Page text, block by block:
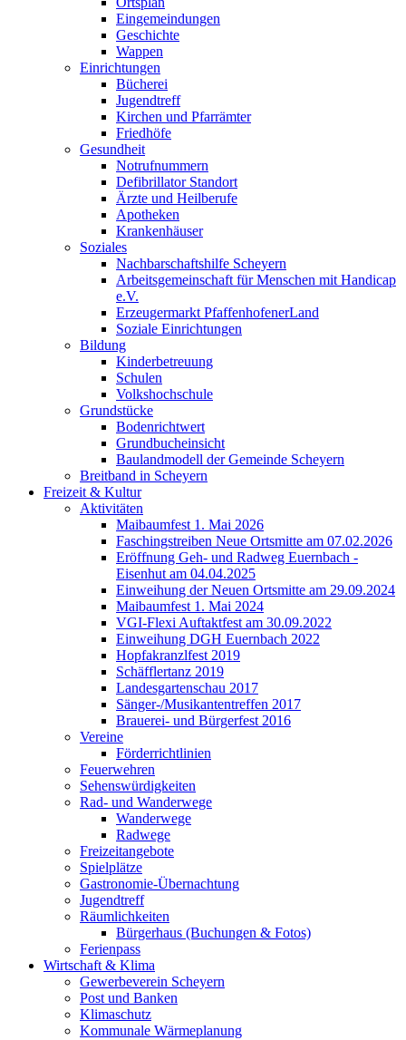
Eingemeindungen
Geschichte
Wappen
Einrichtungen
Bücherei
Jugendtreff
Kirchen und Pfarrämter
Friedhöfe
Gesundheit
Notrufnummern
Defibrillator Standort
Ärzte und Heilberufe
Apotheken
Krankenhäuser
Soziales
Nachbarschaftshilfe Scheyern
Arbeitsgemeinschaft für Menschen mit Handicap
e.V.
Erzeugermarkt PfaffenhofenerLand
Soziale Einrichtungen
Bildung
Kinderbetreuung
Schulen
Volkshochschule
Grundstücke
Bodenrichtwert
Grundbucheinsicht
Baulandmodell der Gemeinde Scheyern
Breitband in Scheyern
Freizeit & Kultur
Aktivitäten
Maibaumfest 1. Mai 2026
Faschingstreiben Neue Ortsmitte am 07.02.2026
Eröffnung Geh- und Radweg Euernbach -
Eisenhut am 04.04.2025
Einweihung der Neuen Ortsmitte am 29.09.2024
Maibaumfest 1. Mai 2024
VGI-Flexi Auftaktfest am 30.09.2022
Einweihung DGH Euernbach 2022
Hopfakranzlfest 2019
Schäfflertanz 2019
Landesgartenschau 2017
Sänger-/Musikantentreffen 2017
Brauerei- und Bürgerfest 2016
Vereine
Förderrichtlinien
Feuerwehren
Sehenswürdigkeiten
Rad- und Wanderwege
Wanderwege
Radwege
Freizeitangebote
Spielplätze
Gastronomie-Übernachtung
Jugendtreff
Räumlichkeiten
Bürgerhaus (Buchungen & Fotos)
Ferienpass
Wirtschaft & Klima
Gewerbeverein Scheyern
Post und Banken
Klimaschutz
Kommunale Wärmeplanung